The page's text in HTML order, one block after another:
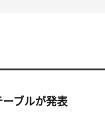
ーブルが発表